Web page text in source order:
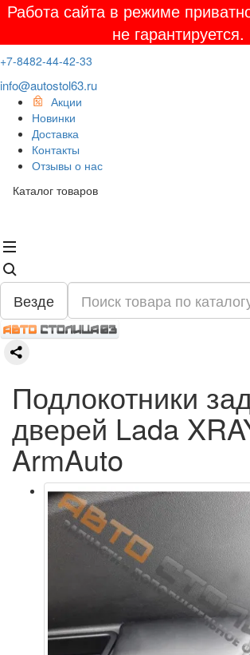
Работа сайта в режиме
не гарантируется.
+7-8482-44-42-33
info@autostol63.ru
Акции
Новинки
Доставка
Контакты
Отзывы о нас
Каталог товаров
Везде
Подлокотники
дверей Lada
ArmAuto